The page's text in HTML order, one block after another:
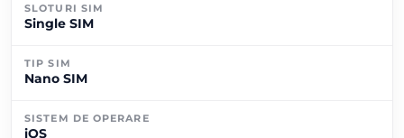
SLOTURI SIM
Single SIM
TIP SIM
Nano SIM
SISTEM DE OPERARE
iOS